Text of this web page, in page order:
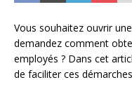
Vous souhaitez ouvrir
demandez comment
employés ? Dans cet
de faciliter ces